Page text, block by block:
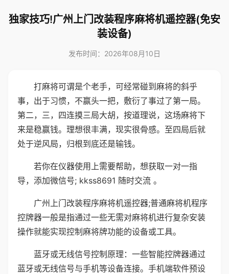
独家技巧!广州上门改装程序麻将机遥控器(免安
装设备)
发布时间：2026年08月10日
打麻将可谓是个老手，可经常碰到麻将的斜乎
事，出于习惯，不赢头一把，敷衍了事过了第一局。
第二，三，四连摸三局大胡，按道理说，这场麻将下
来是稳赢钱。理想很丰满，现实很骨感。至四局后就
处于逆风局，归根到底还是输钱。
若你在仪器使用上需要帮助，想获取一对一指
导，添加微信号; kkss8691 随时交流 。
广州上门改装程序麻将机遥控器;普通麻将机程序
控牌器一般是指通过一些无需对麻将机进行复杂安装
操作就能实现控制麻将牌功能的设备或工具。
蓝牙或无线信号控制原理：一些智能控牌器通过
蓝牙或无线信号与手机等设备连接。手机端软件预设